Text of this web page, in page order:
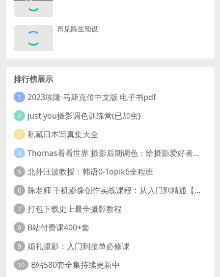
再见陈生预设
排行榜展示
1 2023埃隆·马斯克传中文版 电子书pdf
2 just you摄影调色训练营(已加密}
3 私藏日本写真集大全
4 Thomas看看世界 摄影后期调色：给摄影爱好者的色彩课 网盘下载
5 北外汪波教授：韩语0-Topik6全程班
6 陈老师 手机影像创作实战课程：从入门到精通【完结】
7 打包下载史上最全摄影教程
8 B站付费课400+套
9 婚礼摄影：入门到接单必修课
10 B站580套全集持续更新中